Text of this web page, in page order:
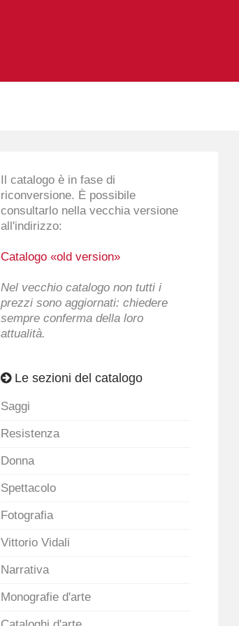
Il catalogo è in fase di
riconversione. È possibile
consultarlo nella vecchia versione
all'indirizzo:
Catalogo «old version»
Nel vecchio catalogo non tutti i
prezzi sono aggiornati: chiedere
sempre conferma della loro
attualità.
Le sezioni del catalogo
Saggi
Resistenza
Donna
Spettacolo
Fotografia
Vittorio Vidali
Narrativa
Monografie d'arte